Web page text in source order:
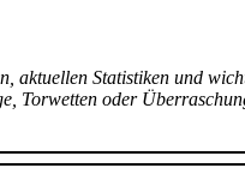
aktuellen Statistiken und
Torwetten oder